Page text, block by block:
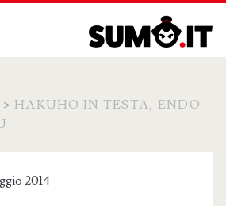
> HAKUHO IN TESTA, ENDO
2014